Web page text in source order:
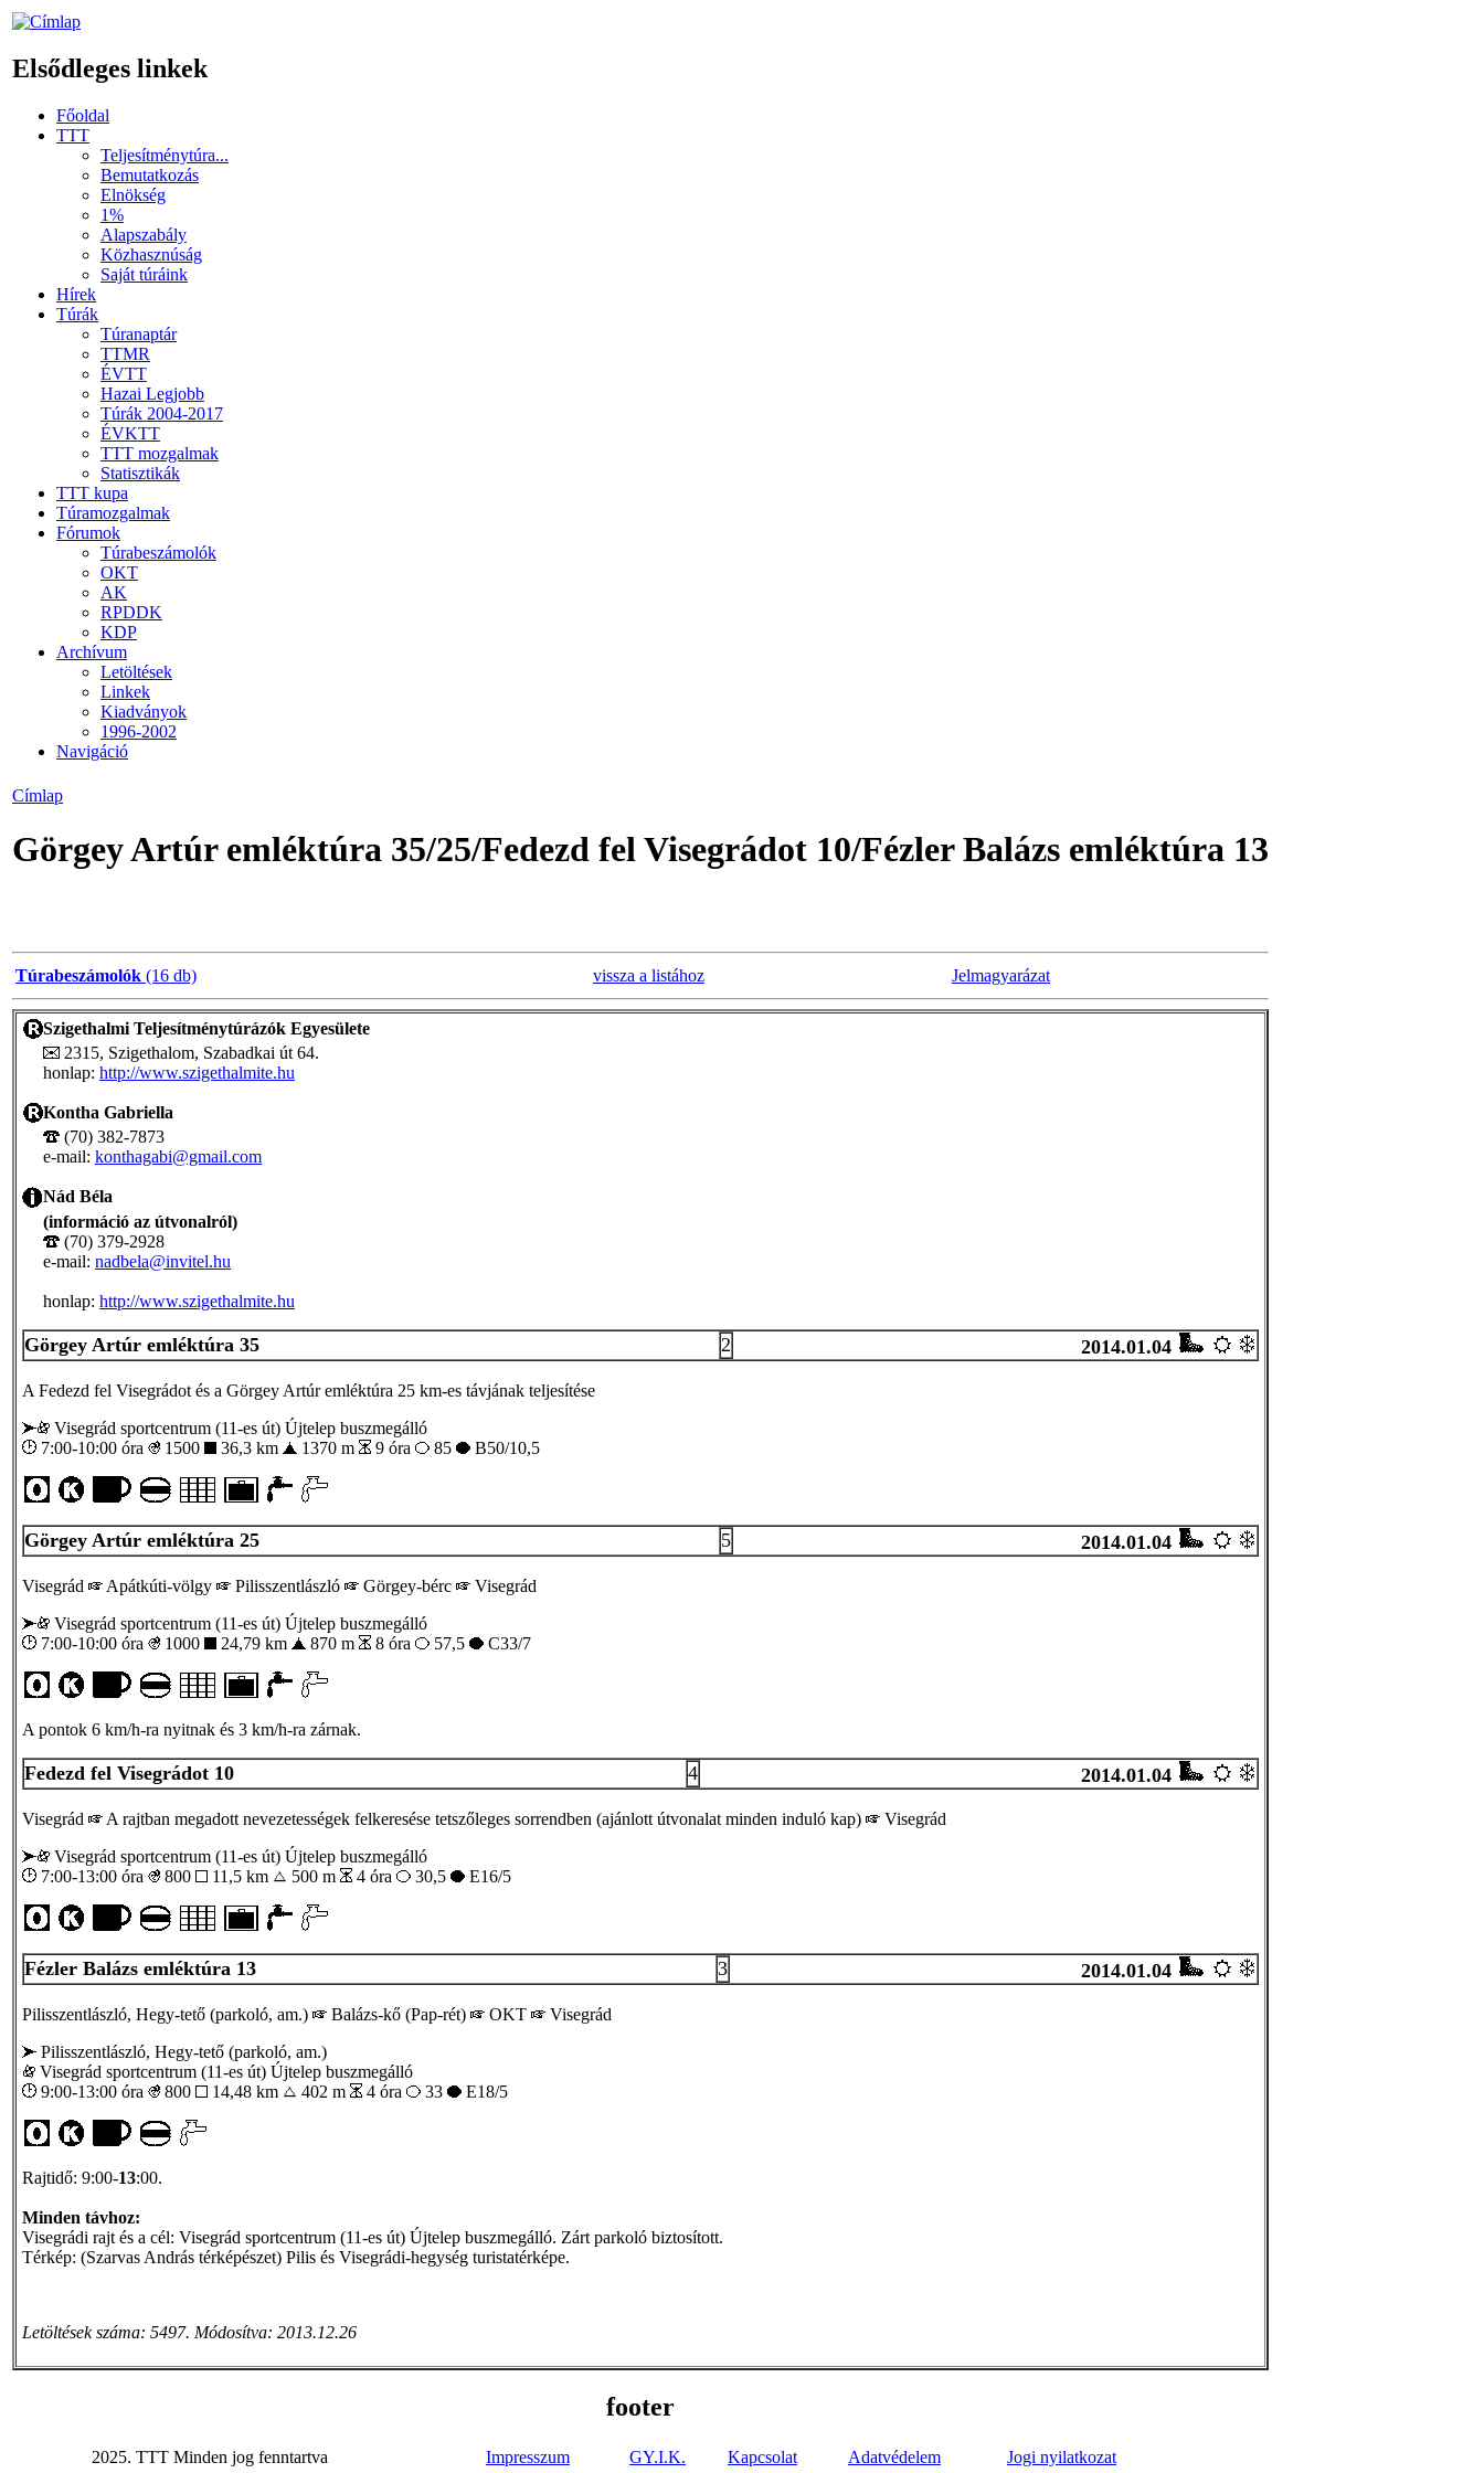
Elsődleges linkek
Főoldal
TTT
Teljesítménytúra...
Bemutatkozás
Elnökség
1%
Alapszabály
Közhasznúság
Saját túráink
Hírek
Túrák
Túranaptár
TTMR
ÉVTT
Hazai Legjobb
Túrák 2004-2017
ÉVKTT
TTT mozgalmak
Statisztikák
TTT kupa
Túramozgalmak
Fórumok
Túrabeszámolók
OKT
AK
RPDDK
KDP
Archívum
Letöltések
Linkek
Kiadványok
1996-2002
Navigáció
Címlap
Görgey Artúr emléktúra 35/25/Fedezd fel Visegrádot 10/Fézler Balázs emléktúra 13
Túrabeszámolók (16 db) vissza a listához Jelmagyarázat
Szigethalmi Teljesítménytúrázók Egyesülete
2315, Szigethalom, Szabadkai út 64.
honlap: http://www.szigethalmite.hu
Kontha Gabriella
(70) 382-7873
e-mail: konthagabi@gmail.com
Nád Béla
(információ az útvonalról)
(70) 379-2928
e-mail: nadbela@invitel.hu
honlap: http://www.szigethalmite.hu
Görgey Artúr emléktúra 35 2 2014.01.04
A Fedezd fel Visegrádot és a Görgey Artúr emléktúra 25 km-es távjának teljesítése
Visegrád sportcentrum (11-es út) Újtelep buszmegálló
7:00-10:00 óra
1500 36,3 km 1370 m 9 óra 85 B50/10,5
Görgey Artúr emléktúra 25 5 2014.01.04
Visegrád Apátkúti-völgy Pilisszentlászló Görgey-bérc
Visegrád
Visegrád sportcentrum (11-es út) Újtelep buszmegálló
7:00-10:00 óra
1000 24,79 km 870 m 8 óra 57,5 C33/7
A pontok 6 km/h-ra nyitnak és 3 km/h-ra zárnak.
Fedezd fel Visegrádot 10 4 2014.01.04
Visegrád A rajtban megadott nevezetességek felkeresése tetszőleges sorrendben (ajánlott útvonalat minden induló kap)
Visegrád
Visegrád sportcentrum (11-es út) Újtelep buszmegálló
7:00-13:00 óra
800 11,5 km 500 m 4 óra 30,5 E16/5
Fézler Balázs emléktúra 13 3 2014.01.04
Pilisszentlászló, Hegy-tető (parkoló, am.) Balázs-kő (Pap-rét) OKT
Visegrád
Pilisszentlászló, Hegy-tető (parkoló, am.)
Visegrád sportcentrum (11-es út) Újtelep buszmegálló
9:00-13:00 óra
800 14,48 km 402 m 4 óra 33 E18/5
Rajtidő: 9:00-13:00.
Minden távhoz:
Visegrádi rajt és a cél: Visegrád sportcentrum (11-es út) Újtelep buszmegálló. Zárt parkoló biztosított.
Térkép: (Szarvas András térképészet) Pilis és Visegrádi-hegység turistatérképe.
Letöltések száma: 5497. Módosítva: 2013.12.26
footer
2025. TTT Minden jog fenntartva Impresszum GY.I.K. Kapcsolat Adatvédelem Jogi nyilatkozat